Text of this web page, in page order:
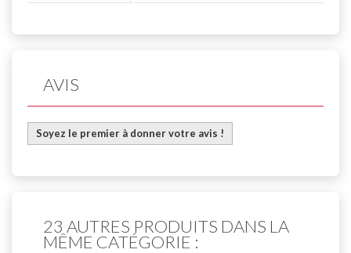
AVIS
Soyez le premier à donner votre avis !
23 AUTRES PRODUITS DANS LA
MÊME CATÉGORIE :